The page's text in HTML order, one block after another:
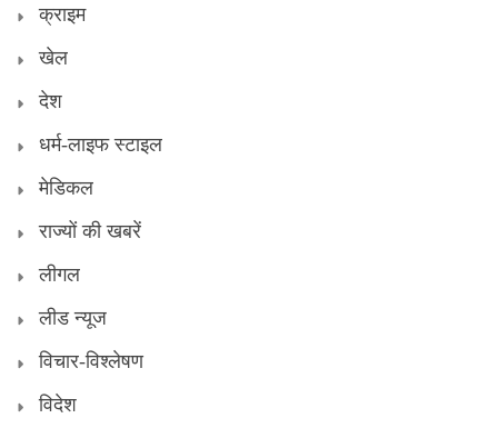
क्राइम
खेल
देश
धर्म-लाइफ स्टाइल
मेडिकल
राज्यों की खबरें
लीगल
लीड न्यूज
विचार-विश्लेषण
विदेश